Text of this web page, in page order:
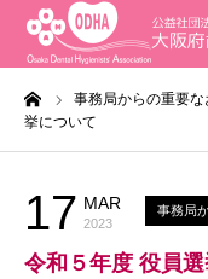
事務局からの重要な
挙について
17 MAR
2023
事務局
令和５年度 役員
ホーム